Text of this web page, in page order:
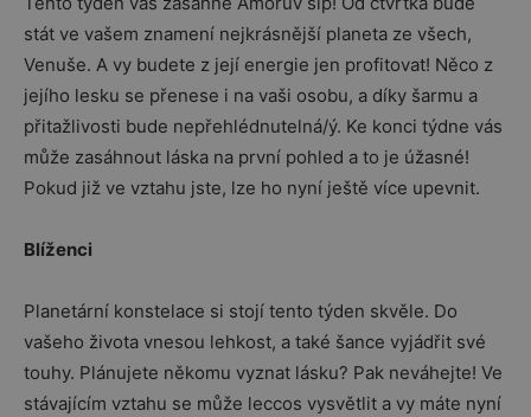
stát ve vašem znamení nejkrásnější planeta ze všech,
Venuše. A vy budete z její energie jen profitovat! Něco z
jejího lesku se přenese i na vaši osobu, a díky šarmu a
přitažlivosti bude nepřehlédnutelná/ý. Ke konci týdne vás
může zasáhnout láska na první pohled a to je úžasné!
Pokud již ve vztahu jste, lze ho nyní ještě více upevnit.
Blíženci
Planetární konstelace si stojí tento týden skvěle. Do
vašeho života vnesou lehkost, a také šance vyjádřit své
touhy. Plánujete někomu vyznat lásku? Pak neváhejte! Ve
stávajícím vztahu se může leccos vysvětlit a vy máte nyní